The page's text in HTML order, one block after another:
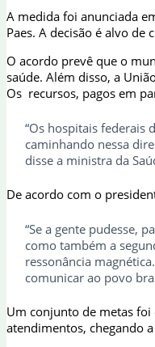
A medida foi anunciada
Paes. A decisão é alvo de
O acordo prevê que o
saúde. Além disso, a
Os recursos, pagos em
“Os hospitais federais
caminhando nessa
disse a ministra da
De acordo com o
“Se a gente pudesse,
como também a
ressonância
comunicar ao povo
Um conjunto de metas
atendimentos, chegando